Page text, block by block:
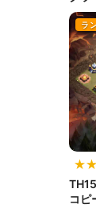
ラ
★★
コピ